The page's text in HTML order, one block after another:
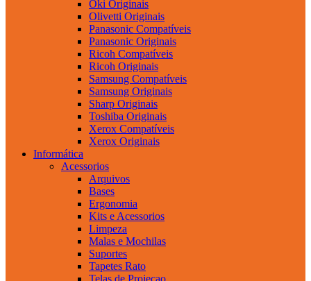
Oki Originais
Olivetti Originais
Panasonic Compatíveis
Panasonic Originais
Ricoh Compatíveis
Ricoh Originais
Samsung Compatíveis
Samsung Originais
Sharp Originais
Toshiba Originais
Xerox Compatíveis
Xerox Originais
Informática
Acessorios
Arquivos
Bases
Ergonomia
Kits e Acessorios
Limpeza
Malas e Mochilas
Suportes
Tapetes Rato
Telas de Projecao